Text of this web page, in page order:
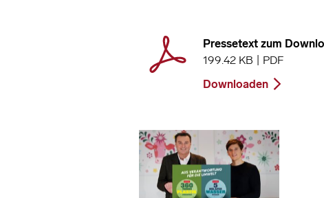
Pressetext zum
199.42 KB | PDF
Downloaden